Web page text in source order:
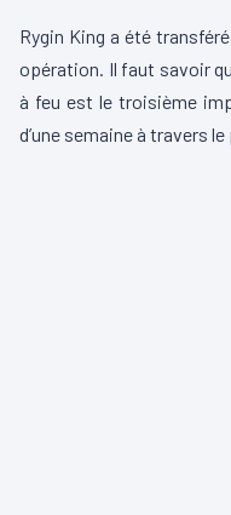
Rygin King a été
opération. Il faut savoir
à feu est le troisième
d’une semaine à travers le